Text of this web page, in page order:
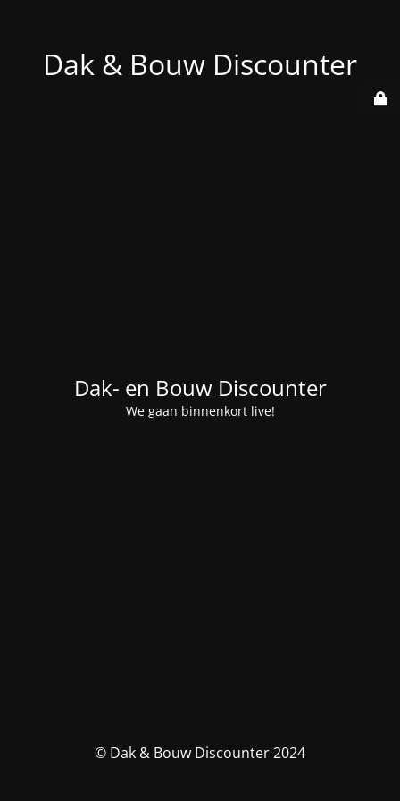
Dak & Bouw Discounter
Dak- en Bouw Discounter
We gaan binnenkort live!
© Dak & Bouw Discounter 2024